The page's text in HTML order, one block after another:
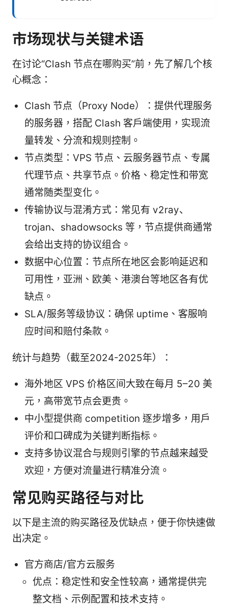
市场现状与关键术语
在讨论“Clash 节点在哪购买”前，先了解几个核
心概念：
Clash 节点（Proxy Node）：提供代理服务
的服务器，搭配 Clash 客户端使用，实现流
量转发、分流和规则控制。
节点类型：VPS 节点、云服务器节点、专属
代理节点、共享节点。价格、稳定性和带宽
通常随类型变化。
传输协议与混淆方式：常见有 v2ray、
trojan、shadowsocks 等，节点提供商通常
会给出支持的协议组合。
数据中心位置：节点所在地区会影响延迟和
可用性，亚洲、欧美、港澳台等地区各有优
缺点。
SLA/服务等级协议：确保 uptime、客服响
应时间和赔付条款。
统计与趋势（截至2024-2025年）：
海外地区 VPS 价格区间大致在每月 5–20 美
元，高带宽节点会更贵。
中小型提供商 competition 逐步增多，用户
评价和口碑成为关键判断指标。
支持多协议混合与规则引擎的节点越来越受
欢迎，方便对流量进行精准分流。
常见购买路径与对比
以下是主流的购买路径及优缺点，便于你快速做
出决定。
官方商店/官方云服务
优点：稳定性和安全性较高，通常提供完
整文档、示例配置和技术支持。